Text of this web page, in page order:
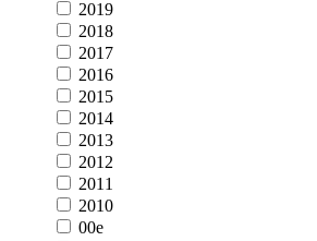
2019
2018
2017
2016
2015
2014
2013
2012
2011
2010
00e